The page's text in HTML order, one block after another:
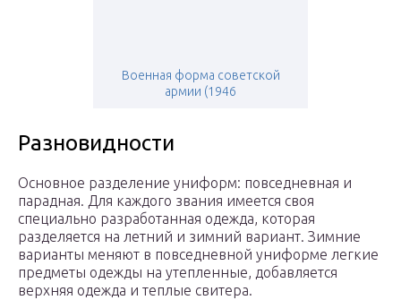
Военная форма советской
армии (1946
Разновидности
Основное разделение униформ: повседневная и
парадная. Для каждого звания имеется своя
специально разработанная одежда, которая
разделяется на летний и зимний вариант. Зимние
варианты меняют в повседневной униформе легкие
предметы одежды на утепленные, добавляется
верхняя одежда и теплые свитера.